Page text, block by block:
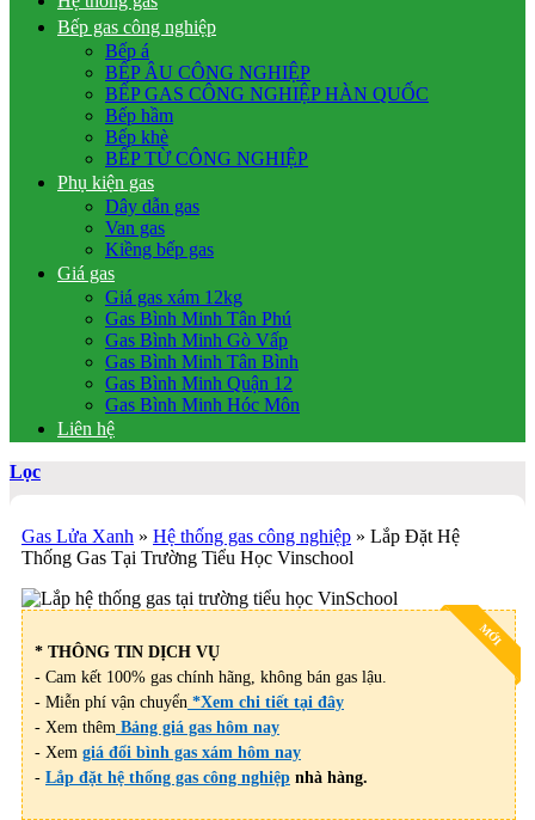
Bếp gas công nghiệp
Bếp á
BẾP ÂU CÔNG NGHIỆP
BẾP GAS CÔNG NGHIỆP HÀN QUỐC
Bếp hầm
Bếp khè
BẾP TỪ CÔNG NGHIỆP
Phụ kiện gas
Dây dẫn gas
Van gas
Kiềng bếp gas
Giá gas
Giá gas xám 12kg
Gas Bình Minh Tân Phú
Gas Bình Minh Gò Vấp
Gas Bình Minh Tân Bình
Gas Bình Minh Quận 12
Gas Bình Minh Hóc Môn
Liên hệ
Lọc
Gas Lửa Xanh » Hệ thống gas công nghiệp » Lắp Đặt Hệ
Thống Gas Tại Trường Tiểu Học Vinschool
MỚI
* THÔNG TIN DỊCH VỤ
- Cam kết 100% gas chính hãng, không bán gas lậu.
- Miễn phí vận chuyển *Xem chi tiết tại đây
- Xem thêm Bảng giá gas hôm nay
- Xem giá đổi bình gas xám hôm nay
- Lắp đặt hệ thống gas công nghiệp nhà hàng.